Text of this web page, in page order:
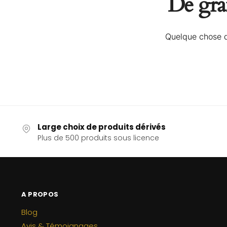
Quelque chose
Large choix de produits dérivés
Plus de 500 produits sous licence
A PROPOS
Blog